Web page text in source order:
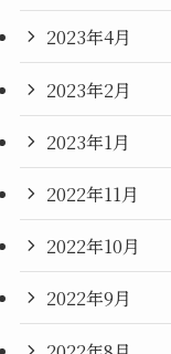
2023年4月
2023年2月
2023年1月
2022年11月
2022年10月
2022年9月